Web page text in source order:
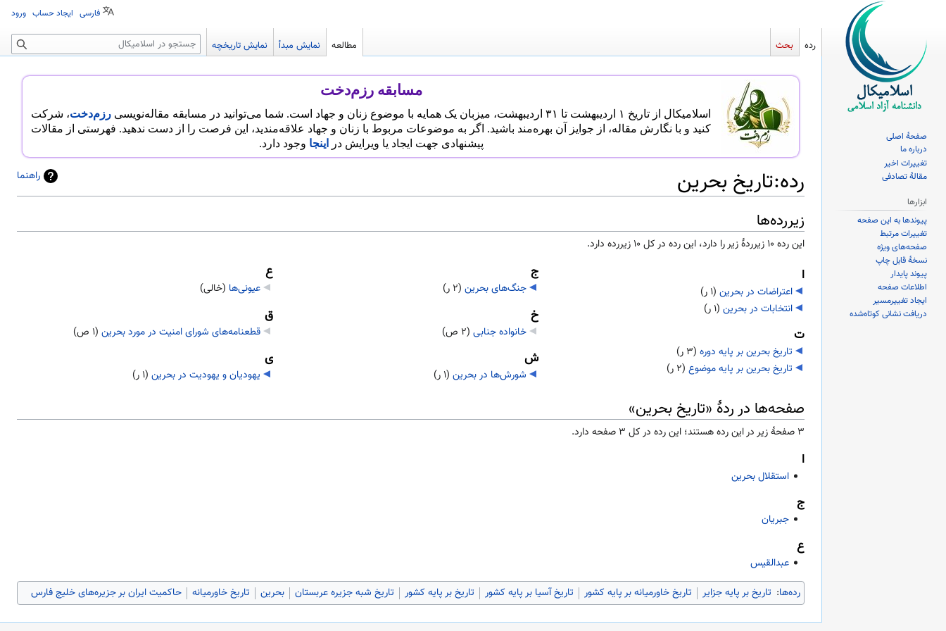
مسابقه رزم‌دخت
اسلامیکال از تاریخ ۱ اردیبهشت تا ۳۱ اردیبهشت، میزبان یک همایه با موضوع زنان و جهاد است. شما می‌توانید در مسابقه مقاله‌نویسی رزم‌دخت، شرکت
کنید و با نگارش مقاله، از جوایز آن بهره‌مند باشید. اگر به موضوعات مربوط با زنان و جهاد علاقه‌مندید، این فرصت را از دست ندهید. فهرستی از مقالات
پیشنهادی جهت ایجاد یا ویرایش در
اینجا وجود دارد.
راهنما رده:تاریخ بحرین
پرش
به
ناوبری
پرش
به
جستجو
زیررده‌ها
این رده ۱۰ زیرردۀ زیر را دارد، این رده در کل ۱۰ زیررده دارد.
ا
اعتراضات در بحرین (۱ ر)
انتخابات در بحرین (۱ ر)
ت
تاریخ بحرین بر پایه دوره (۳ ر)
تاریخ بحرین بر پایه موضوع (۲ ر)
ج
جنگ‌های بحرین (۲ ر)
خ
خانواده جنابی (۲ ص)
ش
شورش‌ها در بحرین (۱ ر)
ع
عیونی‌ها (خالی)
ق
قطعنامه‌های شورای امنیت در مورد بحرین‏ (۱ ص)
ی
یهودیان و یهودیت در بحرین‏ (۱ ر)
صفحه‌ها در ردهٔ «تاریخ بحرین»
۳ صفحۀ زیر در این رده هستند؛ این رده در کل ۳ صفحه دارد.
ا
استقلال بحرین
ج
جبریان
ع
عبدالقیس
رده‌ها: تاریخ بر پایه جزایر تاریخ خاورمیانه بر پایه کشور تاریخ آسیا بر پایه کشور تاریخ بر پایه کشور تاریخ شبه جزیره عربستان بحرین تاریخ خاورمیانه حاکمیت ایران بر جزیره‌های خلیج فارس
فارسی ایجاد حساب ورود
رده بحث مطالعه نمایش مبدأ نمایش تاریخچه جستجو
صفحهٔ اصلی
درباره ما
تغییرات اخیر
مقالهٔ تصادفی
ابزارها
پیوندها به این صفحه
تغییرات مرتبط
صفحه‌های ویژه
نسخهٔ قابل چاپ
پیوند پایدار
اطلاعات صفحه
ایجاد تغییرمسیر
دریافت نشانی کوتاه‌شده